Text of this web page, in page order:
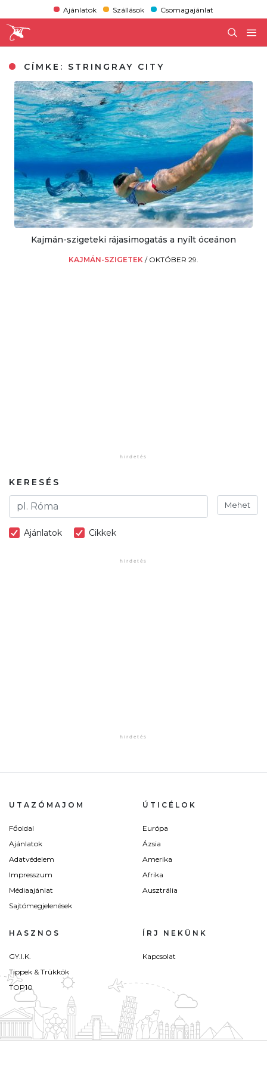
Ajánlatok Szállások Csomagajánlat
CÍMKE: STRINGRAY CITY
Kajmán-szigeteki rájasimogatás a nyílt óceánon
KAJMÁN-SZIGETEK / OKTÓBER 29.
KERESÉS
Mehet
Ajánlatok Cikkek
UTAZÓMAJOM
Főoldal
Ajánlatok
Adatvédelem
Impresszum
Médiaajánlat
Sajtómegjelenések
ÚTICÉLOK
Európa
Ázsia
Amerika
Afrika
Ausztrália
HASZNOS
GY.I.K.
Tippek & Trükkök
TOP10
ÍRJ NEKÜNK
Kapcsolat